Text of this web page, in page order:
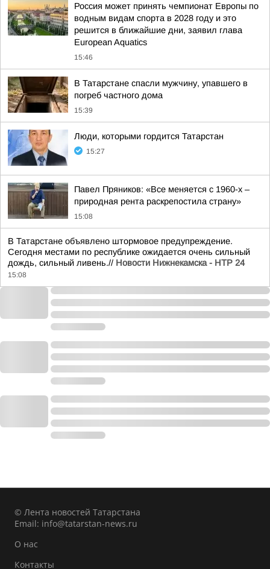
Россия может принять чемпионат Европы по
водным видам спорта в 2028 году и это
решится в ближайшие дни, заявил глава
European Aquatics
15:46
В Татарстане спасли мужчину, упавшего в
погреб частного дома
15:39
Люди, которыми гордится Татарстан
15:27
Павел Пряников: «Все меняется с 1960-х –
природная рента раскрепостила страну»
15:08
В Татарстане объявлено штормовое предупреждение.
Сегодня местами по республике ожидается очень сильный
дождь, сильный ливень.// Новости Нижнекамска - НТР 24
15:08
© Лента новостей Татарстана
Email: info@tatarstan-news.ru
О нас
Контакты